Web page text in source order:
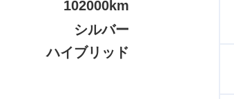
102000km
シルバー
ハイブリッド